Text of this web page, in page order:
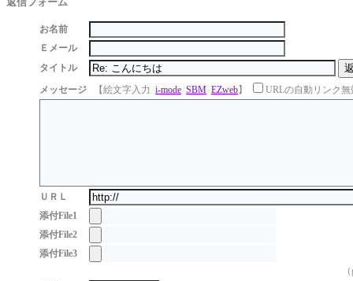
お名前
Ｅメール
タイトル
メッセージ
【絵文字入力 i-mode SBM EZweb】 URLの自動リンク無
ＵＲＬ
添付File1
添付File2
添付File3